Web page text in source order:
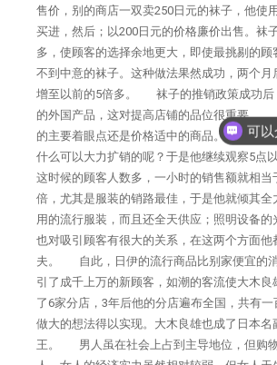
售价，别的商店一双卖250日元的袜子，他使
买进，然后；以200日元的价格廉价出售。袜
多，使顾客的选择余地更大，即使最挑剔的顾
不到中意的袜子。这种做法果然成功，两个月
增至以前的5倍多。 袜子的推销政策成功后
的外国产品，这对提高店铺的品位很重要。
的主要着眼点还是价格适中的商品。不过，除
什么可以大力扩销的呢？于是他继续观察5点
这时候的顾客人数多，一小时的销售额就相当
倍，尤其是服装的销路最佳，于是他就倾其全
用的流行服装，而且还全天供应；照明设备的
也对吸引顾客有很大的关系，在这两个方面他
夫。 自此，日伊的流行商品比别家便宜的
引了成千上万的新顾客，如潮的客流使大木良
了6家分店，3年后他的分店遍布全国，共有
做大的想法得以实现。大木良雄也成了日本名
王。 男人虽在社会上占到主导地位，但购